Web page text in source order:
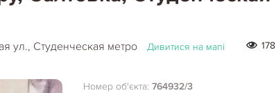
ул., Студенческая метро Дивитися на мапі 178
Номер об'єкта: 764932/3